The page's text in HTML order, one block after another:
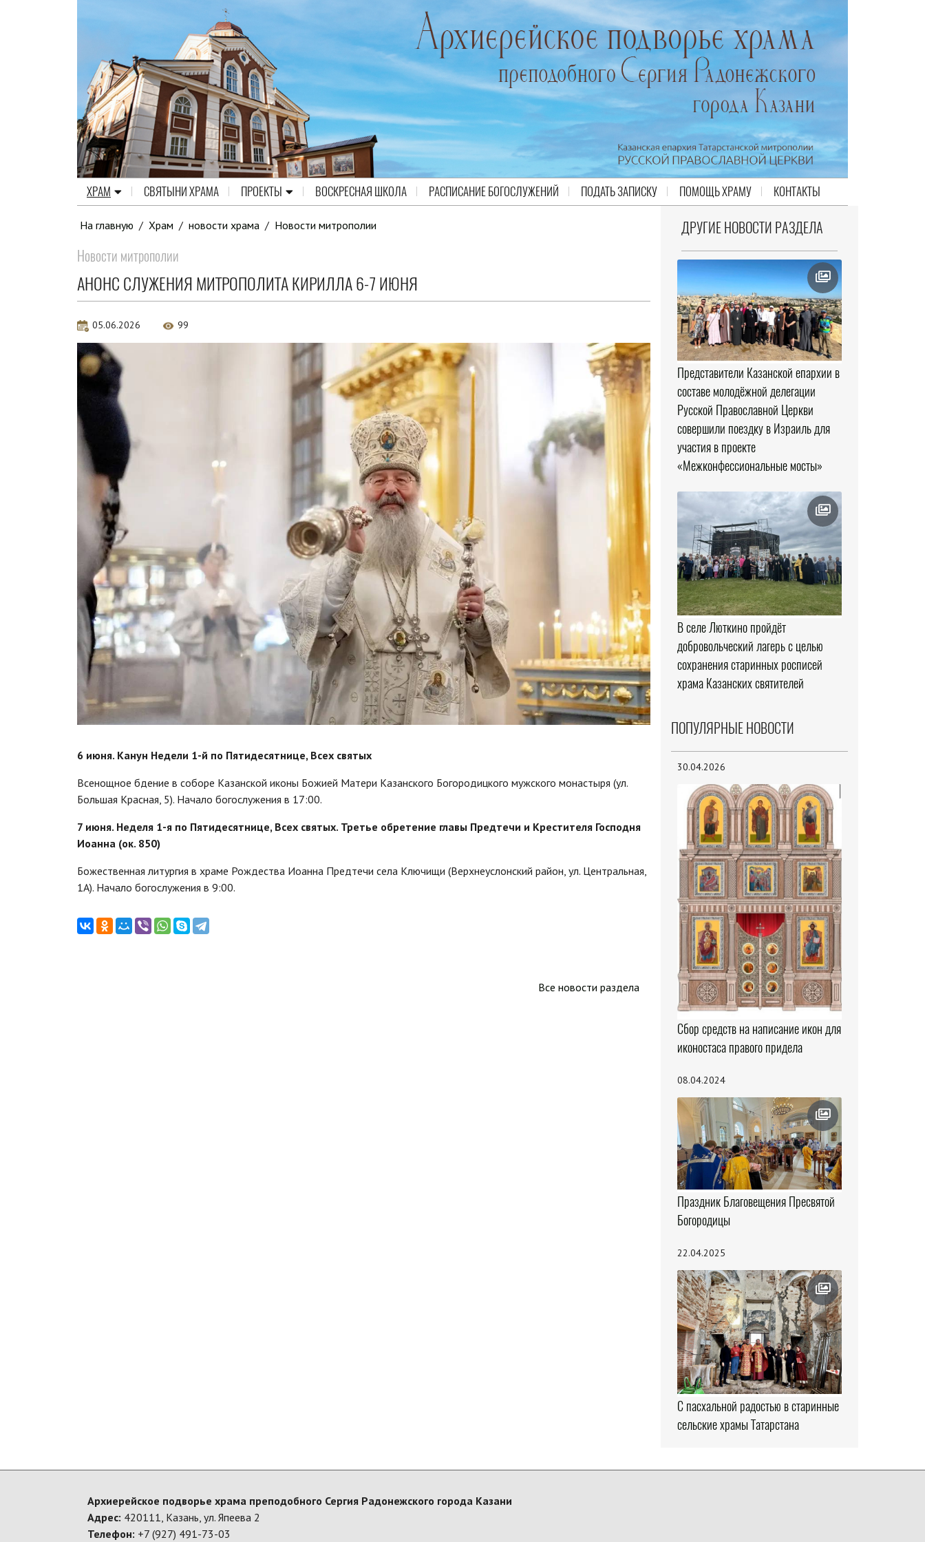
ХРАМ СВЯТЫНИ ХРАМА ПРОЕКТЫ ВОСКРЕСНАЯ ШКОЛА РАСПИСАНИЕ БОГОСЛУЖЕНИЙ ПОДАТЬ ЗАПИСКУ ПОМОЩЬ ХРАМУ КОНТАКТЫ
На главную / Храм / новости храма / Новости митрополии
Новости митрополии
АНОНС СЛУЖЕНИЯ МИТРОПОЛИТА КИРИЛЛА 6-7 ИЮНЯ
05.06.2026 99
6 июня. Канун Недели 1-й по Пятидесятнице, Всех святых
Всенощное бдение в соборе Казанской иконы Божией Матери Казанского Богородицкого мужского монастыря (ул.
Большая Красная, 5). Начало богослужения в 17:00.
7 июня. Неделя 1-я по Пятидесятнице, Всех святых. Третье обретение главы Предтечи и Крестителя Господня
Иоанна (ок. 850)
Божественная литургия в храме Рождества Иоанна Предтечи села Ключищи (Верхнеуслонский район, ул. Центральная,
1А). Начало богослужения в 9:00.
Все новости раздела
ДРУГИЕ НОВОСТИ РАЗДЕЛА
Представители Казанской епархии в
составе молодёжной делегации
Русской Православной Церкви
совершили поездку в Израиль для
участия в проекте
«Межконфессиональные мосты»
В селе Люткино пройдёт
добровольческий лагерь с целью
сохранения старинных росписей
храма Казанских святителей
ПОПУЛЯРНЫЕ НОВОСТИ
30.04.2026
Сбор средств на написание икон для
иконостаса правого придела
08.04.2024
Праздник Благовещения Пресвятой
Богородицы
22.04.2025
С пасхальной радостью в старинные
сельские храмы Татарстана
Архиерейское подворье храма преподобного Сергия Радонежского города Казани
Адрес: 420111, Казань, ул. Япеева 2
Телефон: +7 (927) 491-73-03